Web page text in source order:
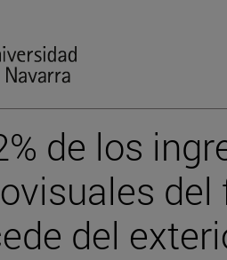
de los
del
del